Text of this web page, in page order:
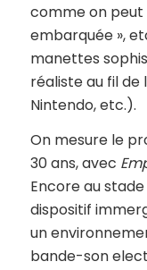
comme on peut
embarquée »,
manettes
réaliste au fil de
Nintendo, etc.).
On mesure le
30 ans, avec
Encore au
dispositif
un
bande-son